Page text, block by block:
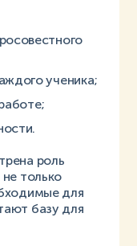
ученика;
роль
только
для
базу для